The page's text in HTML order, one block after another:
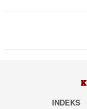
INDEKS